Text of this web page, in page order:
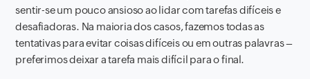
sentir-se um pouco ansioso ao lidar com tarefas difíceis e
desafiadoras. Na maioria dos casos, fazemos todas as
tentativas para evitar coisas difíceis ou em outras palavras –
preferimos deixar a tarefa mais difícil para o final.